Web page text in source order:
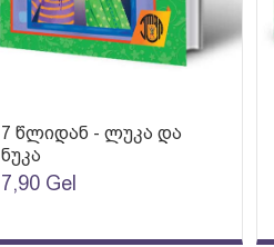
7 წლიდან - ლუკა და
ნუკა
7,90 Gel